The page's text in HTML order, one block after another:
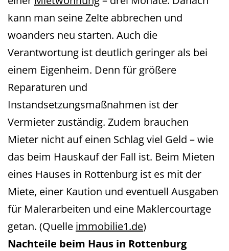
kann man seine Zelte abbrechen und
woanders neu starten. Auch die
Verantwortung ist deutlich geringer als bei
einem Eigenheim. Denn für größere
Reparaturen und
Instandsetzungsmaßnahmen ist der
Vermieter zuständig. Zudem brauchen
Mieter nicht auf einen Schlag viel Geld – wie
das beim Hauskauf der Fall ist. Beim Mieten
eines Hauses in Rottenburg ist es mit der
Miete, einer Kaution und eventuell Ausgaben
für Malerarbeiten und eine Maklercourtage
getan. (Quelle immobilie1.de)
Nachteile beim Haus in Rottenburg